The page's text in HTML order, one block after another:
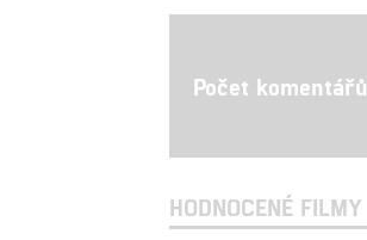
Počet komentářů
HODNOCENÉ FILMY